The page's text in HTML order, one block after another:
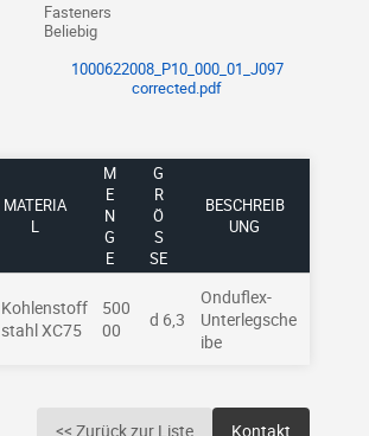
Fasteners
Beliebig
1000622008_P10_000_01_J097
corrected.pdf
MATERIA
L
M
E
N
G
E
G
R
Ö
SS
E
BESCHREIB
UNG
Kohlenstoff
stahl XC75
500
00
d 6,3
Onduflex-
Unterlegsche
ibe
<< Zurück zur Liste Kontakt